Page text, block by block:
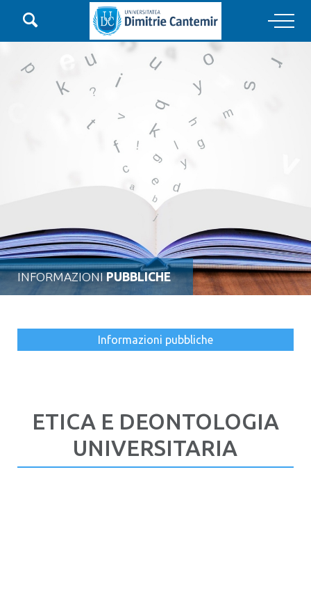

Main Navigation
INFORMAZIONIPUBBLICHE
Informazioni pubbliche
ETICA E DEONTOLOGIA
UNIVERSITARIA